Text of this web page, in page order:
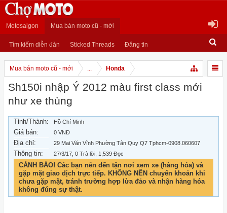
Motosaigon Mua bán moto cũ - mới
Tìm kiếm diễn đàn Sticked Threads Đăng tin
Mua bán moto cũ - mới ... Honda
Sh150i nhập Ý 2012 màu first class mới
như xe thùng
Tỉnh/Thành: Hồ Chí Minh
Giá bán: 0 VNĐ
Địa chỉ: 29 Mai Văn Vĩnh Phường Tân Quy Q7 Tphcm-0908.060607
Thông tin: 27/3/17 , 0 Trả lời, 1,539 Đọc
CẢNH BÁO! Các bạn nên đến tận nơi xem xe (hàng hóa) và
gặp mặt giao dịch trực tiếp. KHÔNG NÊN chuyển khoản khi
chưa gặp mặt, tránh trường hợp lừa đảo và nhận hàng hóa
không đúng sự thật.